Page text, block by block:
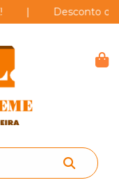
| Desconto de 5%